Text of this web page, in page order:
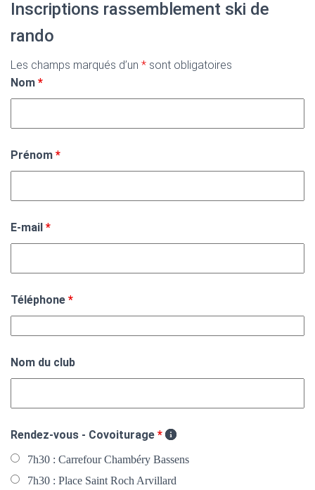
Inscriptions rassemblement ski de
rando
Les champs marqués d’un * sont obligatoires
Nom *
Prénom *
E-mail *
Téléphone *
Nom du club
Rendez-vous - Covoiturage *
7h30 : Carrefour Chambéry Bassens
7h30 : Place Saint Roch Arvillard